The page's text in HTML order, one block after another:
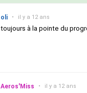
oli • il y a 12 ans
toujours à la pointe du
Aeros'Miss • il y a 12 ans